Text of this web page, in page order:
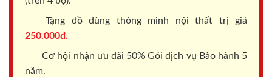
Tặng đồ dùng thông minh nội thất trị giá
250.000đ.
Cơ hội nhận ưu đãi 50% Gói dịch vụ Bảo hành 5
năm.